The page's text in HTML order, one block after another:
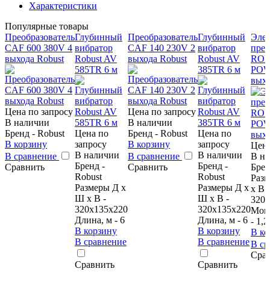
Характеристики
Популярные товары
Преобразователь
CAF 600 380V 4
выхода Robust
Цена по запросу
В наличии
Бренд - Robust
В корзину
В сравнение
Сравнить
Глубинный
вибратор
Robust AV
585TR 6 м
Цена по
запросу
В наличии
Бренд -
Robust
Размеры Д х
Ш х В -
320x135x220
Длина, м - 6
В корзину
В сравнение
Сравнить
Преобразователь
CAF 140 230V 2
выхода Robust
Цена по запросу
В наличии
Бренд - Robust
В корзину
В сравнение
Сравнить
Глубинный
вибратор
Robust AV
385TR 6 м
Цена по
запросу
В наличии
Бренд -
Robust
Размеры Д х
Ш х В -
320х135х220
Длина, м - 6
В корзину
В сравнение
Сравнить
В
х В -
- 1,2
В
В